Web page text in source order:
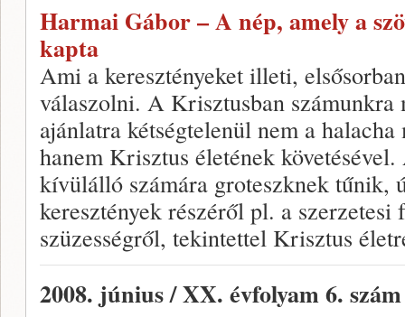
Harmai Gábor – A nép, amely a
kapta
Ami a keresztényeket illeti,
válaszolni. A Krisztusban számunkra
ajánlatra kétségtelenül nem a
hanem Krisztus életének
kívülálló számára groteszknek tűnik,
keresztények részéről pl. a
szüzességről, tekintettel Krisztus
2008. június / XX. évfolyam 6. szám